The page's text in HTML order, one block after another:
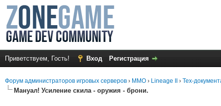
Приветствуем, Гость! Вход Регистрация
Форум администраторов игровых серверов › MMO › Lineage II › Тех-
Мануал! Усиление скила - оружия - брони.